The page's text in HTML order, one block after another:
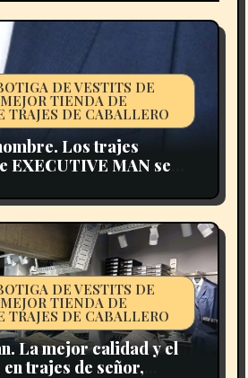
DE VESTITS DE
TIENDA DE
TRAJES DE CABALLERO
Los trajes
EXECUTIVE MAN se
al estilo de vestir
DE VESTITS DE
TIENDA DE
TRAJES DE CABALLERO
La mejor calidad y el
trajes de señor,